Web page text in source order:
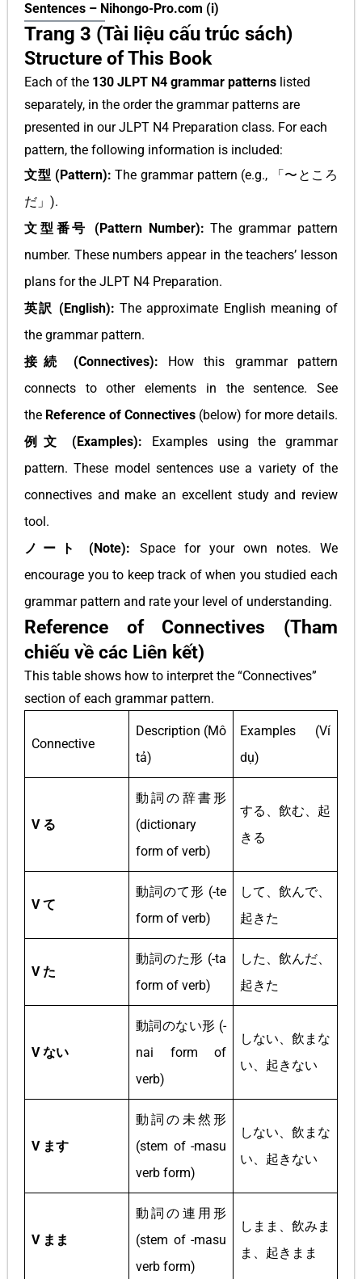
Sentences – Nihongo-Pro.com (i)
Trang 3 (Tài liệu cấu trúc sách)
Structure of This Book
Each of the 130 JLPT N4 grammar patterns listed
separately, in the order the grammar patterns are
presented in our JLPT N4 Preparation class. For each
pattern, the following information is included:
文型 (Pattern): The grammar pattern (e.g., 「〜ところ
だ」).
文型番号 (Pattern Number): The grammar pattern
number. These numbers appear in the teachers’ lesson
plans for the JLPT N4 Preparation.
英訳 (English): The approximate English meaning of
the grammar pattern.
接続 (Connectives): How this grammar pattern
connects to other elements in the sentence. See
the Reference of Connectives (below) for more details.
例文 (Examples): Examples using the grammar
pattern. These model sentences use a variety of the
connectives and make an excellent study and review
tool.
ノート (Note): Space for your own notes. We
encourage you to keep track of when you studied each
grammar pattern and rate your level of understanding.
Reference of Connectives (Tham
chiếu về các Liên kết)
This table shows how to interpret the “Connectives”
section of each grammar pattern.
Connective
Description (Mô
tả)
Examples (Ví
dụ)
V る
動詞の辞書形
(dictionary
form of verb)
する、飲む、起
きる
V て
動詞のて形 (-te
form of verb)
して、飲んで、
起きた
V た
動詞のた形 (-ta
form of verb)
した、飲んだ、
起きた
V ない
動詞のない形 (-
nai form of
verb)
しない、飲まな
い、起きない
V ます
動詞の未然形
(stem of -masu
verb form)
しない、飲まな
い、起きない
V まま
動詞の連用形
(stem of -masu
verb form)
しまま、飲みま
ま、起きまま